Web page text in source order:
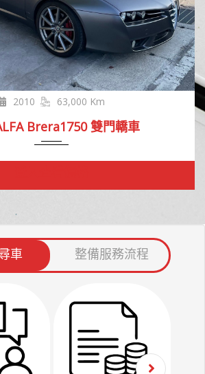
2010 63,000 Km
Brera1750 雙門轎車
車 整備服務流程